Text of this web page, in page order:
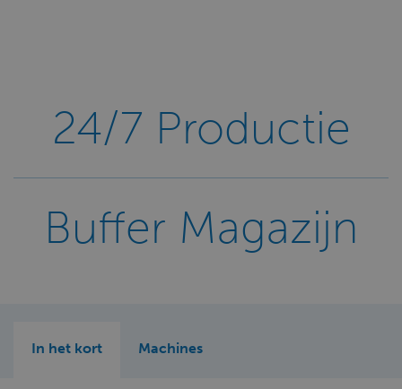
24/7 Productie
Buffer Magazijn
In het kort Machines